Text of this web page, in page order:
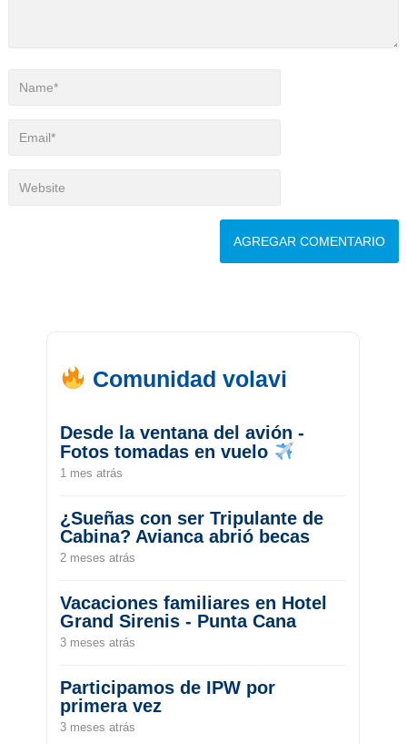
Comunidad volavi
Desde la ventana del avión -
Fotos tomadas en vuelo
1 mes atrás
¿Sueñas con ser Tripulante de
Cabina? Avianca abrió becas
2 meses atrás
Vacaciones familiares en Hotel
Grand Sirenis - Punta Cana
3 meses atrás
Participamos de IPW por
primera vez
3 meses atrás